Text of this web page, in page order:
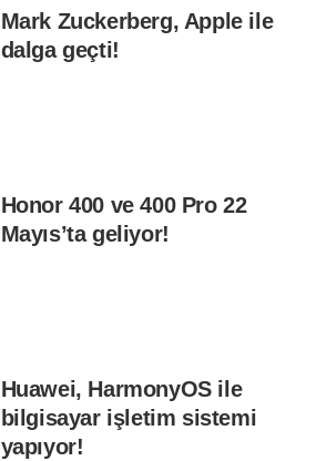
Mark Zuckerberg, Apple ile
dalga geçti!
Honor 400 ve 400 Pro 22
Mayıs’ta geliyor!
Huawei, HarmonyOS ile
bilgisayar işletim sistemi
yapıyor!